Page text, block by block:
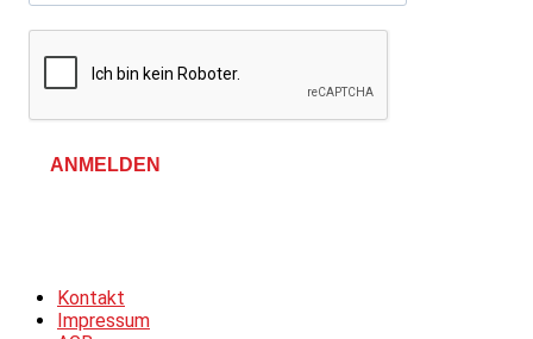
ANMELDEN
Kontakt
Impressum